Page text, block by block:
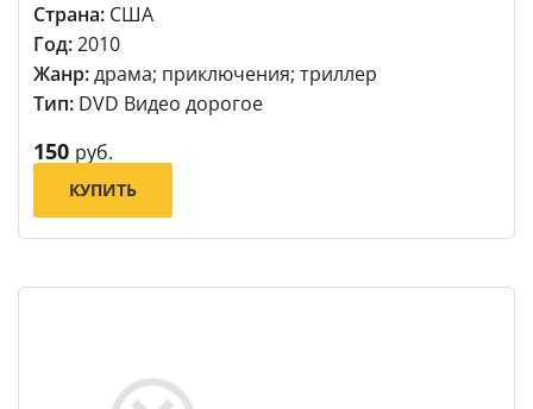
Страна: США
Год:2010
Жанр:драма; приключения; триллер
Тип: DVD Видео дорогое
150 руб.
КУПИТЬ